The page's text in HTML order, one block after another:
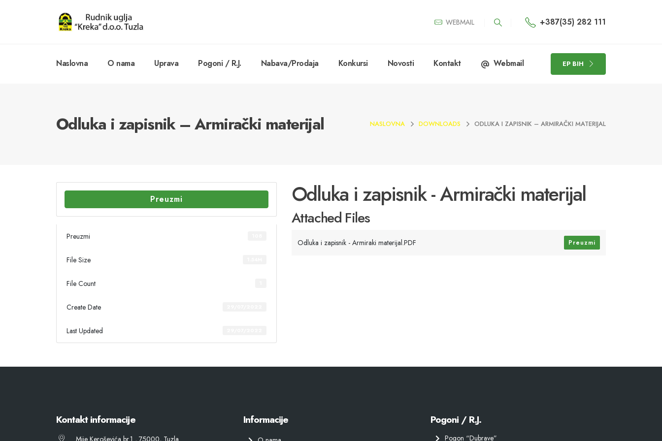
WEBMAIL +387(35) 282 111
Naslovna O nama Uprava Pogoni / R.J. Nabava/Prodaja Konkursi Novosti Kontakt Webmail EP BIH
Odluka i zapisnik – Armirački materijal NASLOVNA DOWNLOADS ODLUKA I ZAPISNIK – ARMIRAČKI MATERIJAL
Preuzmi
Preuzmi
File Size
File Count
Create Date
Last Updated
Odluka i zapisnik - Armirački materijal
Attached Files
Odluka i zapisnik - Armiraki materijal.PDF Preuzmi
Kontakt informacije
Mije Keroševića br.1 , 75000, Tuzla
Informacije Pogoni / R.J.
Pogon “Dubrave”